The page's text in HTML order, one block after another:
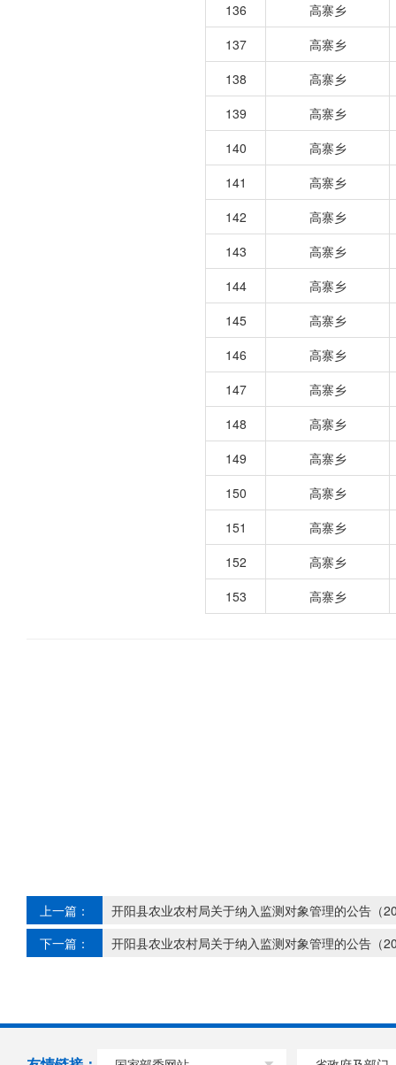
136
高寨乡
137
高寨乡
138
高寨乡
139
高寨乡
140
高寨乡
141
高寨乡
142
高寨乡
143
高寨乡
144
高寨乡
145
高寨乡
146
高寨乡
147
高寨乡
148
高寨乡
149
高寨乡
150
高寨乡
151
高寨乡
152
高寨乡
153
高寨乡
上一篇：
开阳县农业农村局关于纳入监测对象管理的公告（
下一篇：
开阳县农业农村局关于纳入监测对象管理的公告（